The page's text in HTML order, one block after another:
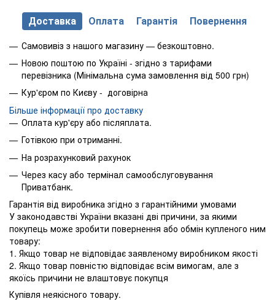
Доставка Оплата Гарантія Повернення
Самовивіз з нашого магазину — безкоштовно.
Новою поштою по Україні - згідно з тарифами
перевізника (Мінімальна сума замовлення від 500 грн)
Кур'єром по Києву - договірна
Більше інформації про доставку
Оплата кур'єру або післяплата.
Готівкою при отриманні.
На розрахунковий рахунок
Через касу або термінал самообслуговування
Приватбанк.
Гарантія від виробника згідно з гарантійними умовами
У законодавстві України вказані дві причини, за якими
покупець може зробити повернення або обмін купленого ним
товару:
1. Якщо товар не відповідає заявленому виробником якості
2. Якщо товар повністю відповідає всім вимогам, але з
якоїсь причини не влаштовує покупця
Купівля неякісного товару.